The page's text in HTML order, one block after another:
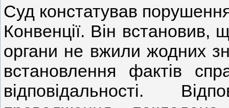
Суд констатував
Конвенції. Він встановив,
органи не вжили жодних
встановлення фактів
відповідальності.